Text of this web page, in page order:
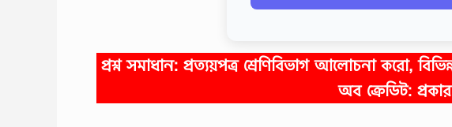
প্রশ্ন সমাধান: প্রত্যয়পত্র শ্রেণিবিভাগ আলোচনা করো,
অব ক্রেডিট: